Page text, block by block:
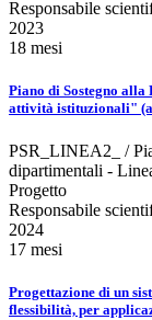
Responsabile
2023
18 mesi
Piano di Sostegno
attività istituzionali"
PSR_LINEA2_ /
dipartimentali -
Progetto
Responsabile
2024
17 mesi
Progettazione di un
flessibilità, per